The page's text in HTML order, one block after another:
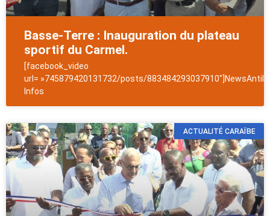
Basse-Terre : Inauguration du plateau
sportif du Carmel.
[facebook_video
url= »745879420131732/posts/
Infos
ACTUALITÉ CARAÏBE